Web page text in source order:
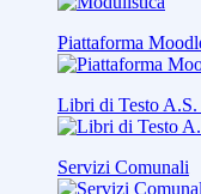
Piattaforma
Libri di Testo
Servizi Comunali